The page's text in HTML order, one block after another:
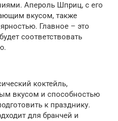
Апероль Шприц, с его
вкусом, также
Главное – это
соответствовать
коктейль,
вкусом и способностью
к празднику.
для бранчей и